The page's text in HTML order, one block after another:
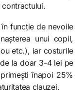
funcție de nevoile
unui copil,
etc.), iar costurile
la doar 3-4 lei pe
înapoi 25%
clauzei.